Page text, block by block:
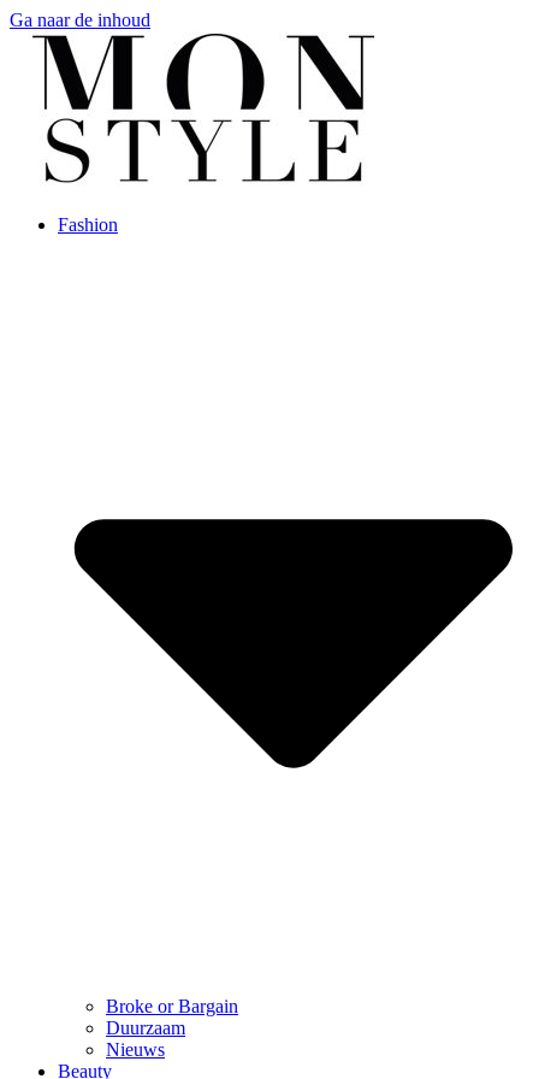
Ga naar de inhoud
Fashion
Broke or Bargain
Duurzaam
Nieuws
Beauty